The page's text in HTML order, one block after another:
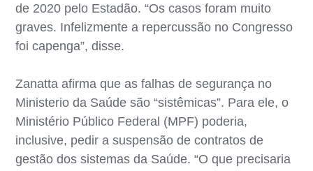
de 2020 pelo Estadão. “Os casos foram muito
graves. Infelizmente a repercussão no Congresso
foi capenga”, disse.
Zanatta afirma que as falhas de segurança no
Ministerio da Saúde são “sistêmicas”. Para ele, o
Ministério Público Federal (MPF) poderia,
inclusive, pedir a suspensão de contratos de
gestão dos sistemas da Saúde. “O que precisaria